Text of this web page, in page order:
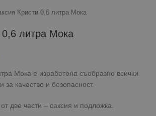
Кристи 0,6 литра Мока
0,6 литра Мока
Мока е изработена съобразно всички
за качество и безопасност.
две части – саксия и подложка.